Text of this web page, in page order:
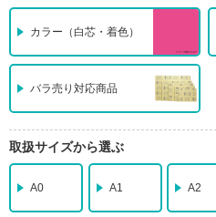
カラー（白芯・着色）
バラ売り対応商品
取扱サイズから選ぶ
A0 A1 A2